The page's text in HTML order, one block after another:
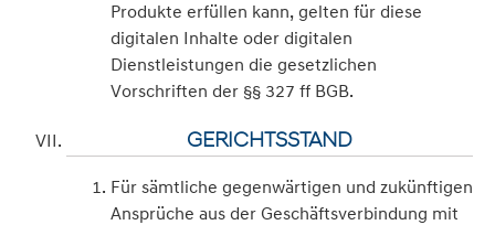
Produkte erfüllen kann, gelten für diese
digitalen Inhalte oder digitalen
Dienstleistungen die gesetzlichen
Vorschriften der §§ 327 ff BGB.
GERICHTSSTAND
Für sämtliche gegenwärtigen und zukünftigen
Ansprüche aus der Geschäftsverbindung mit